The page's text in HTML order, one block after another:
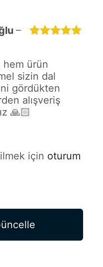
–
hem ürün
sizin dal
gördükten
alışveriş
🙏🏻
için oturum